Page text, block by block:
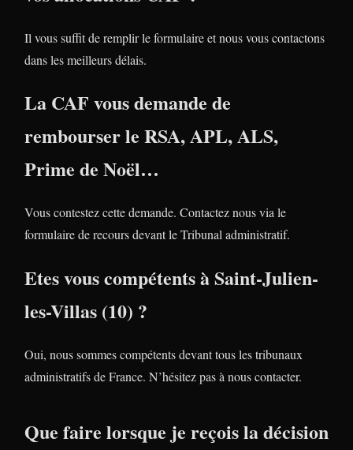
Il vous suffit de remplir le formulaire et nous vous contactons
dans les meilleurs délais.
La CAF vous demande de
rembourser le RSA, APL, ALS,
Prime de Noël…
Vous contestez cette demande. Contactez nous via le
formulaire de recours devant le Tribunal administratif.
Etes vous compétents à Saint-Julien-
les-Villas (10) ?
Oui, nous sommes compétents devant tous les tribunaux
administratifs de France. N’hésitez pas à nous contacter.
Que faire lorsque je reçois la décision